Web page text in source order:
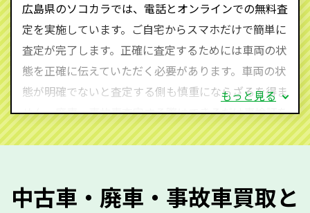
590-870）までお問い合わせ下さい。
査定・ご相談・見積もりはすべて無料で行います。安
心してお問い合わせください。
広島県のソコカラでは、電話とオンラインでの無料査
定を実施しています。ご自宅からスマホだけで簡単に
査定が完了します。正確に査定するためには車両の状
態を正確に伝えていただく必要があります。車両の状
態が明確でないと査定する側も慎重にならざるを得ま
せん。廃車・事故車査定する際はできるだけ車検証を
ご準備ください。車検証があることで車両状態や年式
質問させていただく内容は以下の通りとなります。
もっと見る
中古車・廃車・事故車買取と